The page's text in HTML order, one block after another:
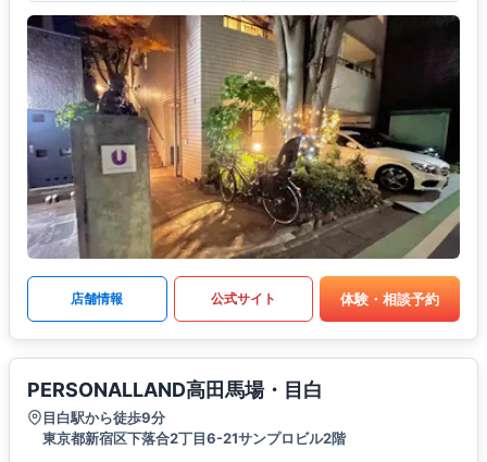
店舗情報 公式サイト 体験・相談予約
PERSONALLAND高田馬場・目白
目白駅から徒歩9分
東京都新宿区下落合2丁目6-21サンプロビル2階